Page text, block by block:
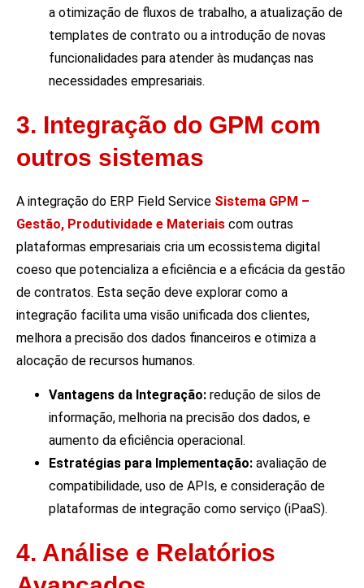
a otimização de fluxos de trabalho, a atualização de
templates de contrato ou a introdução de novas
funcionalidades para atender às mudanças nas
necessidades empresariais.
3. Integração do GPM com
outros sistemas
A integração do ERP Field Service Sistema GPM –
Gestão, Produtividade e Materiais com outras
plataformas empresariais cria um ecossistema digital
coeso que potencializa a eficiência e a eficácia da gestão
de contratos. Esta seção deve explorar como a
integração facilita uma visão unificada dos clientes,
melhora a precisão dos dados financeiros e otimiza a
alocação de recursos humanos.
Vantagens da Integração: redução de silos de
informação, melhoria na precisão dos dados, e
aumento da eficiência operacional.
Estratégias para Implementação: avaliação de
compatibilidade, uso de APIs, e consideração de
plataformas de integração como serviço (iPaaS).
4. Análise e Relatórios